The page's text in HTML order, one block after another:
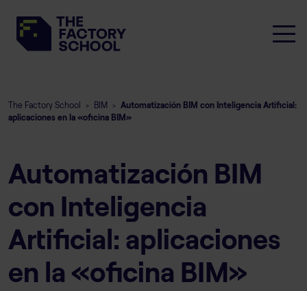
The Factory School > BIM > Automatización BIM con Inteligencia Artificial:
aplicaciones en la «oficina BIM»
Automatización BIM
con Inteligencia
Artificial: aplicaciones
en la «oficina BIM»